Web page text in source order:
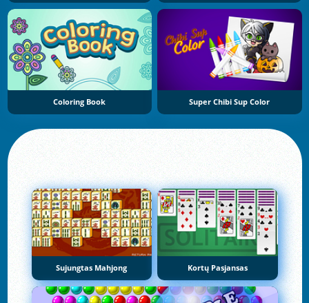
Coloring Book Super Chibi Sup Color
Sujungtas Mahjong Kortų Pasjansas